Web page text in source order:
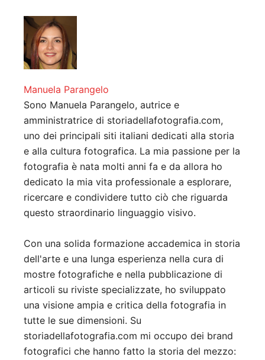
Manuela Parangelo
Sono Manuela Parangelo, autrice e
amministratrice di storiadellafotografia.com,
uno dei principali siti italiani dedicati alla storia
e alla cultura fotografica. La mia passione per la
fotografia è nata molti anni fa e da allora ho
dedicato la mia vita professionale a esplorare,
ricercare e condividere tutto ciò che riguarda
questo straordinario linguaggio visivo.
Con una solida formazione accademica in storia
dell'arte e una lunga esperienza nella cura di
mostre fotografiche e nella pubblicazione di
articoli su riviste specializzate, ho sviluppato
una visione ampia e critica della fotografia in
tutte le sue dimensioni. Su
storiadellafotografia.com mi occupo dei brand
fotografici che hanno fatto la storia del mezzo: